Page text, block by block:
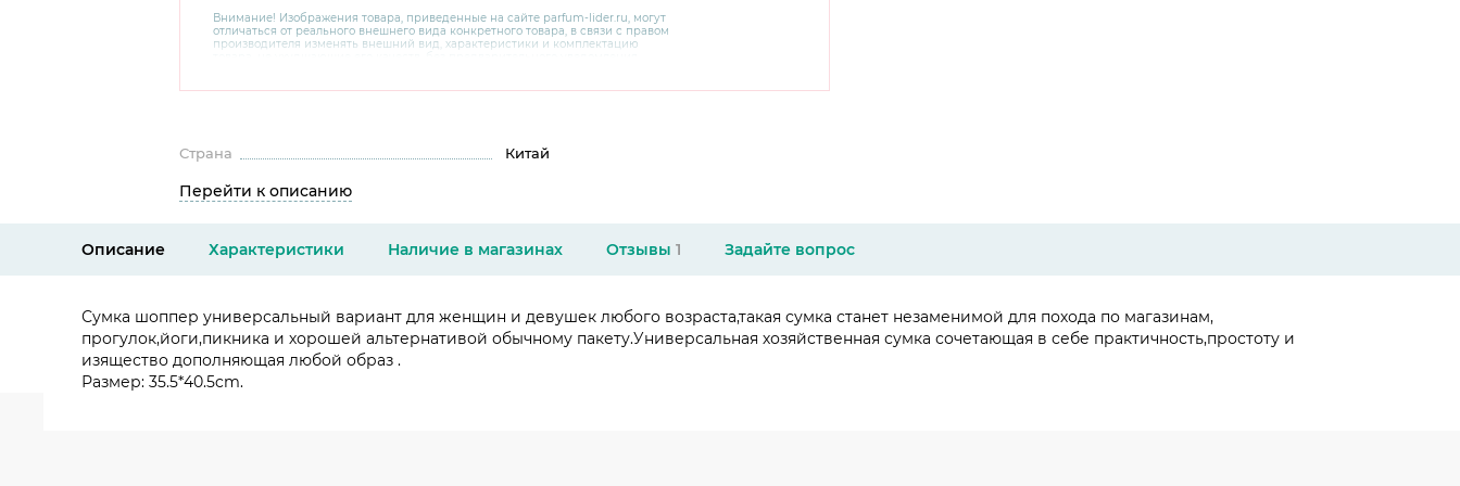
Внимание! Изображения товара, приведенные на сайте parfum-lider.ru, могут
отличаться от реального внешнего вида конкретного товара, в связи с правом
производителя изменять внешний вид, характеристики и комплектацию
консультантов по номеру 8 800 200 78 80.
Страна Китай
Перейти к описанию
Описание Характеристики Наличие в магазинах Отзывы 1 Задайте вопрос
Сумка шоппер универсальный вариант для женщин и девушек любого возраста,такая сумка станет незаменимой для похода по магазинам,
прогулок,йоги,пикника и хорошей альтернативой обычному пакету.Универсальная хозяйственная сумка сочетающая в себе практичность,простоту и
изящество дополняющая любой образ .
Размер: 35.5*40.5cm.